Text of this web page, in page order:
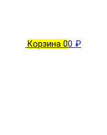
Корзина 00 ₽